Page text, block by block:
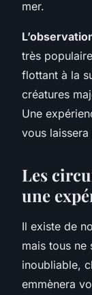
mer.
très
flottant à la
créatures
Une
vous
Les
une
Il existe de
mais tous ne
inoubliable,
emmènera